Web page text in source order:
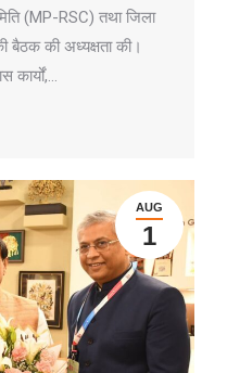
(MP-RSC) तथा जिला
बैठक की अध्यक्षता की।
कार्यों,…
AUG
1